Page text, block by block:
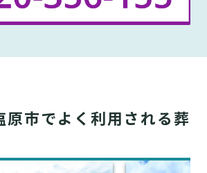
原市でよく利用される葬